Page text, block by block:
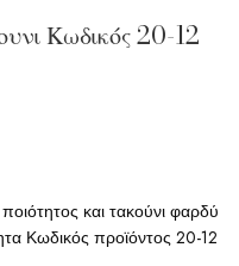
Κωδικός 20-12
και τακούνι φαρδύ
Κωδικός προϊόντος 20-12